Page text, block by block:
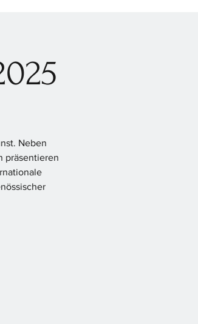
Neben
präsentieren